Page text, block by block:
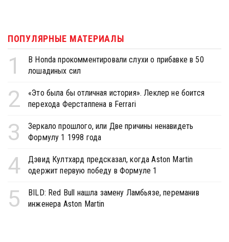
ПОПУЛЯРНЫЕ МАТЕРИАЛЫ
1
В Honda прокомментировали слухи о прибавке в 50
лошадиных сил
2
«Это была бы отличная история». Леклер не боится
перехода Ферстаппена в Ferrari
3
Зеркало прошлого, или Две причины ненавидеть
Формулу 1 1998 года
4
Дэвид Култхард предсказал, когда Aston Martin
одержит первую победу в Формуле 1
5
BILD: Red Bull нашла замену Ламбьязе, переманив
инженера Aston Martin